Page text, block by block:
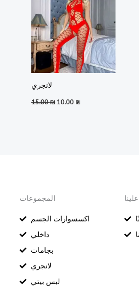
لانجري
15.00₪
15.00 ₪.
10.00 ₪
10.00 ₪.
المجموعات
اكسسوارات الجسم
داخلي
بجامات
لانجري
لبس بيتي